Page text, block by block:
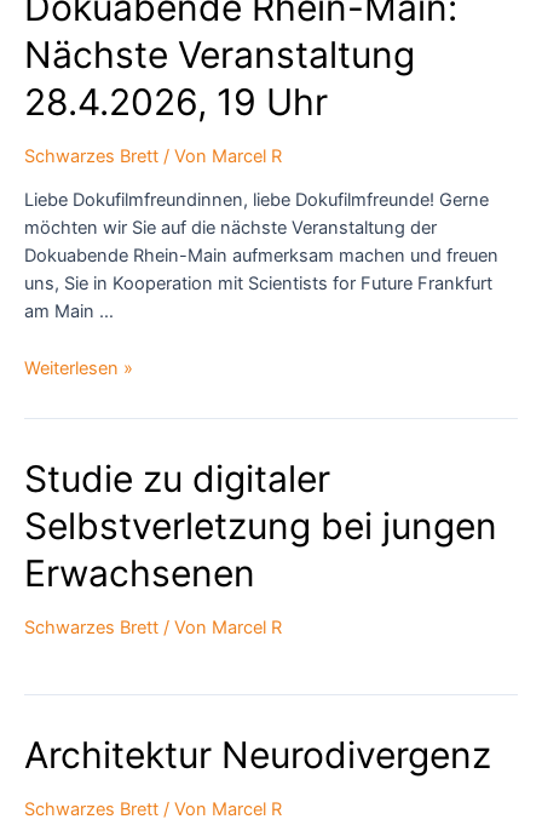
Nächste Veranstaltung
28.4.2026, 19 Uhr
Schwarzes Brett / Von Marcel R
Liebe Dokufilmfreundinnen, liebe Dokufilmfreunde! Gerne
möchten wir Sie auf die nächste Veranstaltung der
Dokuabende Rhein-Main aufmerksam machen und freuen
uns, Sie in Kooperation mit Scientists for Future Frankfurt
am Main …
Dokuabende
Main:
Veranstaltung
19
Uhr
Weiterlesen »
Studie zu digitaler
Selbstverletzung bei jungen
Erwachsenen
Schwarzes Brett / Von Marcel R
Architektur Neurodivergenz
Schwarzes Brett / Von Marcel R